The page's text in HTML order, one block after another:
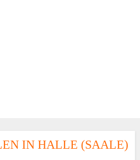
IN HALLE (SAALE)